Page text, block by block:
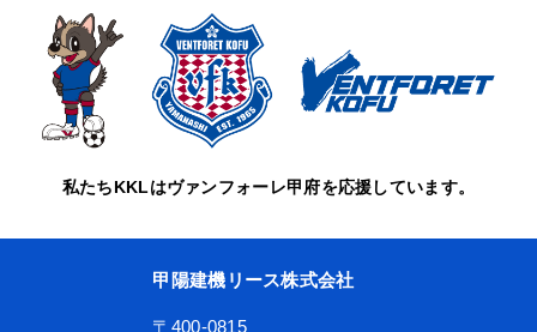
私たちKKLはヴァンフォーレ甲府を応援しています。
甲陽建機リース株式会社
〒400-0815